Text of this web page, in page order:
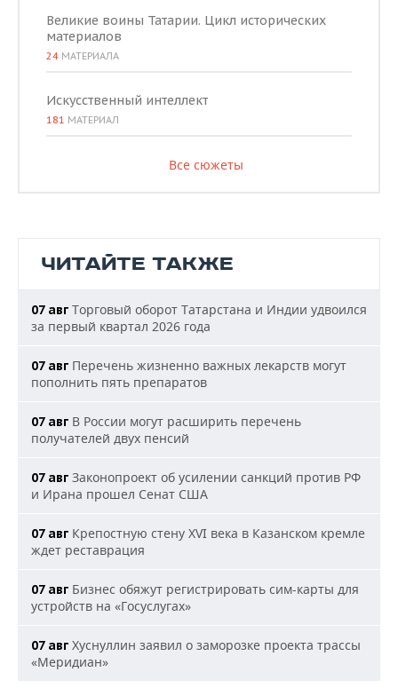
Великие воины Татарии. Цикл исторических
материалов
24 МАТЕРИАЛА
Искусственный интеллект
181 МАТЕРИАЛ
Все сюжеты
ЧИТАЙТЕ ТАКЖЕ
07 авг Торговый оборот Татарстана и Индии удвоился
за первый квартал 2026 года
07 авг Перечень жизненно важных лекарств могут
пополнить пять препаратов
07 авг В России могут расширить перечень
получателей двух пенсий
07 авг Законопроект об усилении санкций против РФ
и Ирана прошел Сенат США
07 авг Крепостную стену XVI века в Казанском кремле
ждет реставрация
07 авг Бизнес обяжут регистрировать сим-карты для
устройств на «Госуслугах»
07 авг Хуснуллин заявил о заморозке проекта трассы
«Меридиан»